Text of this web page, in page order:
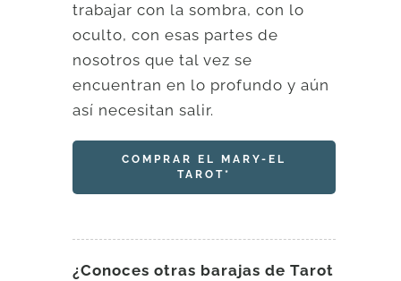
trabajar con la sombra, con lo
oculto, con esas partes de
nosotros que tal vez se
encuentran en lo profundo y aún
así necesitan salir.
COMPRAR EL MARY-EL
TAROT*
¿Conoces otras barajas de Tarot